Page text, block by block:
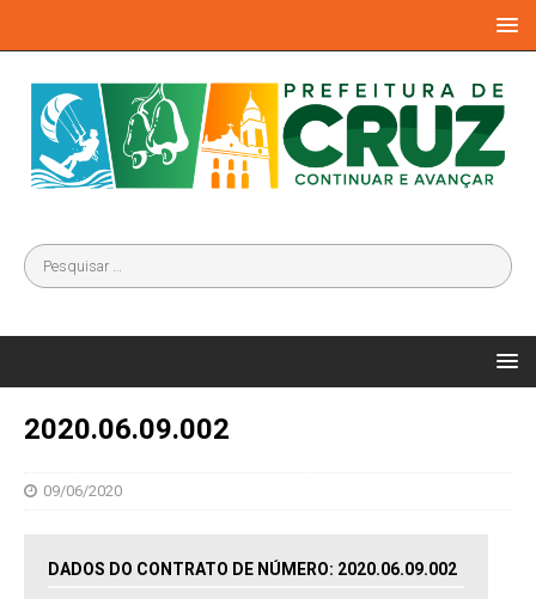
2020.06.09.002
09/06/2020
DADOS DO CONTRATO DE NÚMERO: 2020.06.09.002